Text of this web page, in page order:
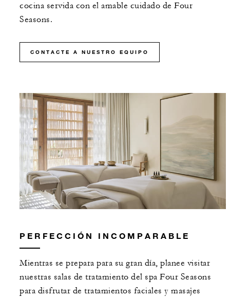
cocina servida con el amable cuidado de Four
Seasons.
CONTACTE A NUESTRO EQUIPO
PERFECCIÓN INCOMPARABLE
Mientras se prepara para su gran día, planee visitar
nuestras salas de tratamiento del spa Four Seasons
para disfrutar de tratamientos faciales y masajes